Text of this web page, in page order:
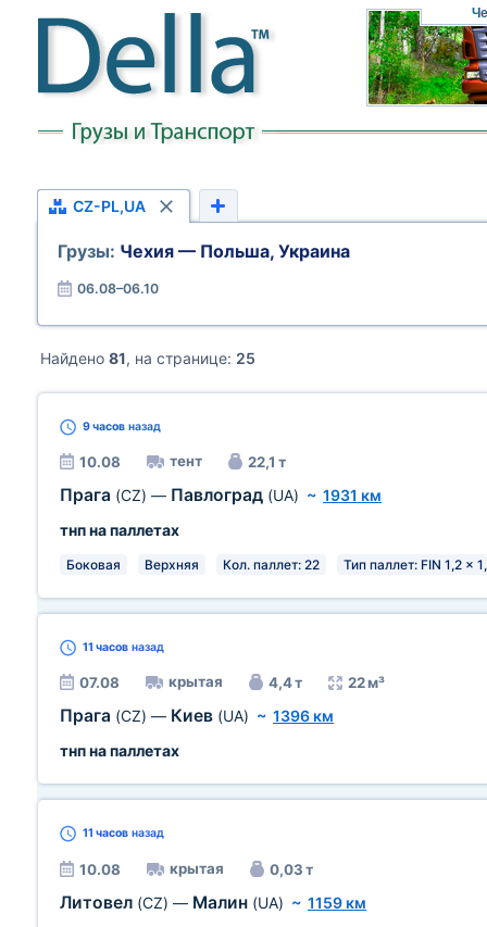
CZ-PL,UA
Грузы: Чехия — Польша, Украина
06.08–06.10
Найдено 81, на странице: 25
9 часов назад
10.08 тент 22,1 т
Прага (CZ) — Павлоград (UA) ~ 1931 км
тнп на паллетах
Боковая Верхняя Кол. паллет: 22 Тип паллет: FIN 1,2 x
11 часов назад
07.08 крытая 4,4 т 22 м³
Прага (CZ) — Киев (UA) ~ 1396 км
тнп на паллетах
11 часов назад
10.08 крытая 0,03 т
Литовел (CZ) — Малин (UA) ~ 1159 км